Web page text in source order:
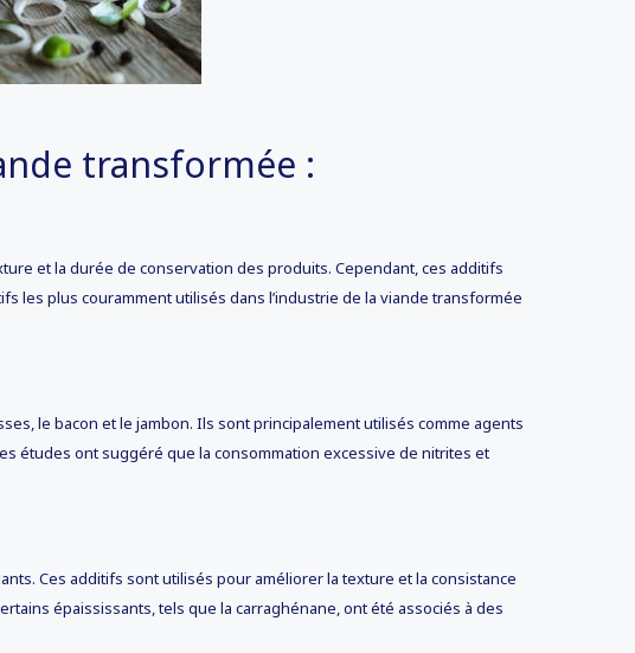
transformée :
et la durée de conservation des produits. Cependant, ces additifs
les plus couramment utilisés dans l’industrie de la viande transformée
le bacon et le jambon. Ils sont principalement utilisés comme agents
études ont suggéré que la consommation excessive de nitrites et
Ces additifs sont utilisés pour améliorer la texture et la consistance
épaississants, tels que la carraghénane, ont été associés à des